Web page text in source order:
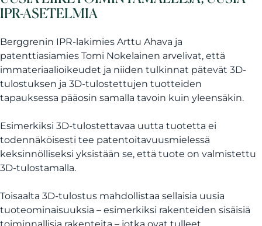
IPR-ASETELMIA
Berggrenin IPR-lakimies Arttu Ahava ja
patenttiasiamies Tomi Nokelainen arvelivat, että
immateriaalioikeudet ja niiden tulkinnat pätevät 3D-
tulostuksen ja 3D-tulostettujen tuotteiden
tapauksessa pääosin samalla tavoin kuin yleensäkin.
Esimerkiksi 3D-tulostettavaa uutta tuotetta ei
todennäköisesti tee patentoitavuusmielessä
keksinnölliseksi yksistään se, että tuote on valmistettu
3D-tulostamalla.
Toisaalta 3D-tulostus mahdollistaa sellaisia uusia
tuoteominaisuuksia – esimerkiksi rakenteiden sisäisiä